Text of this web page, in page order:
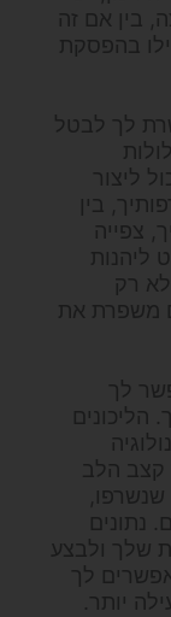
בין אם זה
בהפסקת
לך לבטל
ליצור
בין
צפייה
ליהנות
רק
משפרת את
לך
הליכונים
הלב
נתונים
שלך ולבצע
לך
יותר.